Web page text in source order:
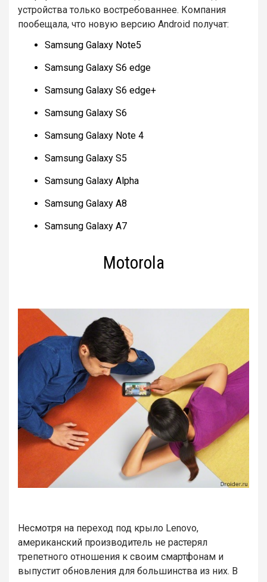
устройства только востребованнее. Компания
пообещала, что новую версию Android получат:
Samsung Galaxy Note5
Samsung Galaxy S6 edge
Samsung Galaxy S6 edge+
Samsung Galaxy S6
Samsung Galaxy Note 4
Samsung Galaxy S5
Samsung Galaxy Alpha
Samsung Galaxy A8
Samsung Galaxy A7
Motorola
Несмотря на переход под крыло Lenovo,
американский производитель не растерял
трепетного отношения к своим смартфонам и
выпустит обновления для большинства из них. В